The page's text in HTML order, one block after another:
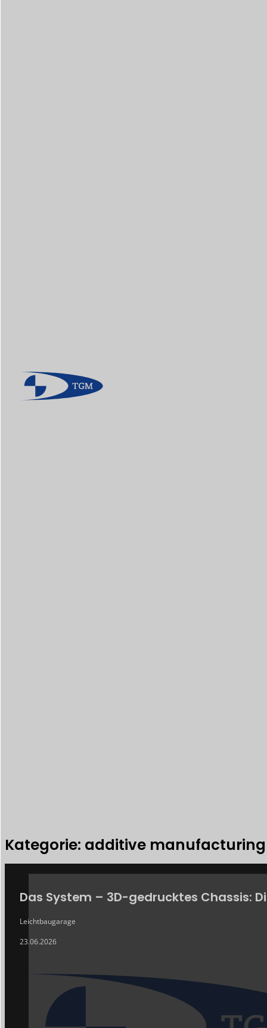
Kategorie: additive
Das System – 3D-gedrucktes Chassis:
Leichtbaugarage
23.06.2026